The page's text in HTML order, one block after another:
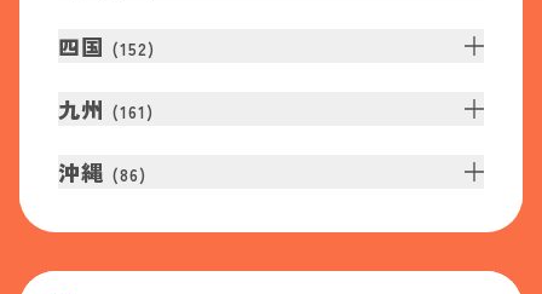
四国 (152)
九州 (161 )
沖縄 (86)